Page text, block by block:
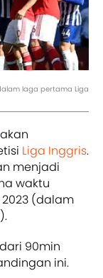
laga pertama Liga
akan
Liga Inggris.
menjadi
waktu
(dalam
90min
ini.